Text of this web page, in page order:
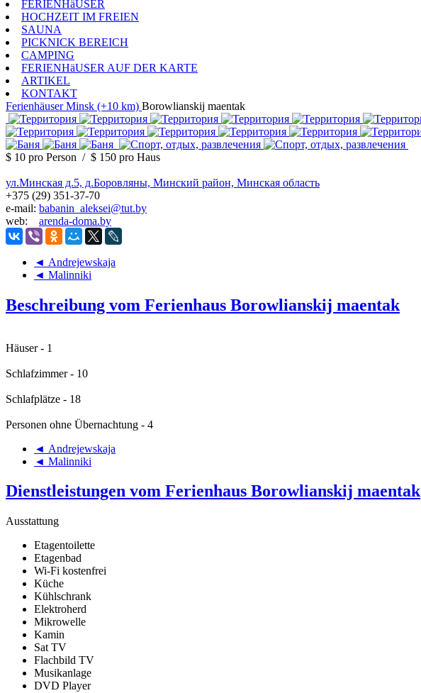
FERIENHäUSER
HOCHZEIT IM FREIEN
SAUNA
PICKNICK BEREICH
CAMPING
FERIENHäUSER AUF DER KARTE
ARTIKEL
KONTAKT
Ferienhäuser Minsk (+10 km) Borowlianskij maentak
$ 10 pro Person / $ 150 pro Haus
ул.Минская д.5, д.Боровляны, Минский район, Минская область
+375 (29) 351-37-70
e-mail: babanin_aleksei@tut.by
web: arenda-doma.by
◄ Andrejewskaja
◄ Malinniki
Beschreibung vom Ferienhaus Borowlianskij maentak
Häuser - 1
Schlafzimmer - 10
Schlafplätze - 18
Personen ohne Übernachtung - 4
◄ Andrejewskaja
◄ Malinniki
Dienstleistungen vom Ferienhaus Borowlianskij maentak
Ausstattung
Etagentoilette
Etagenbad
Wi-Fi kostenfrei
Küche
Kühlschrank
Elektroherd
Mikrowelle
Kamin
Sat TV
Flachbild TV
Musikanlage
DVD Player